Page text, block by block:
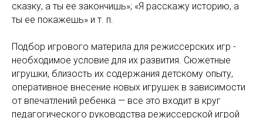
сказку, а ты ее закончишь»; «Я расскажу историю, а
ты ее покажешь» и т. п.
Подбор игрового материла для режиссерских игр -
необходимое условие для их развития. Сюжетные
игрушки, близость их содержания детскому опыту,
оперативное внесение новых игрушек в зависимости
от впечатлений ребенка — все это входит в круг
педагогического руководства режиссерской игрой